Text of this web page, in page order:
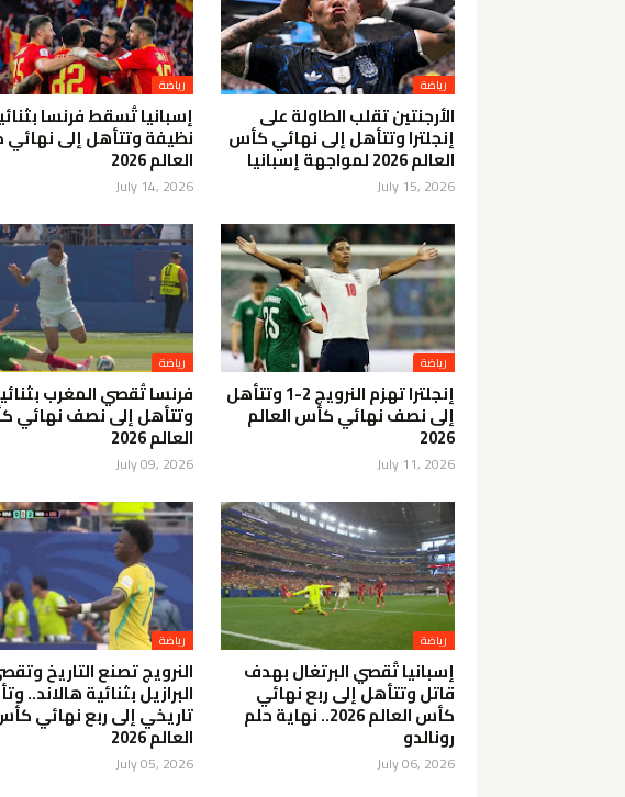
رياضة
الأرجنتين تقلب الطاولة على
إنجلترا وتتأهل إلى نهائي كأس
العالم 2026 لمواجهة إسبانيا
July 15, 2026
رياضة
إسبانيا تُسقط فرنسا
نظيفة وتتأهل إلى
العالم 2026
July 14, 2026
رياضة
إنجلترا تهزم النرويج 2-1 وتتأهل
إلى نصف نهائي كأس العالم
2026
July 11, 2026
رياضة
فرنسا تُقصي المغرب
وتتأهل إلى نصف نهائي
العالم 2026
July 09, 2026
رياضة
إسبانيا تُقصي البرتغال بهدف
قاتل وتتأهل إلى ربع نهائي
كأس العالم 2026.. نهاية حلم
رونالدو
July 06, 2026
رياضة
النرويج تصنع التاريخ
البرازيل بثنائية هالاند..
تاريخي إلى ربع نهائي
العالم 2026
July 05, 2026